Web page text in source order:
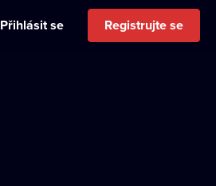
Přihlásit se Registrujte se